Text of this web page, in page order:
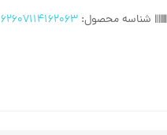
شناسه محصول:62607114162063